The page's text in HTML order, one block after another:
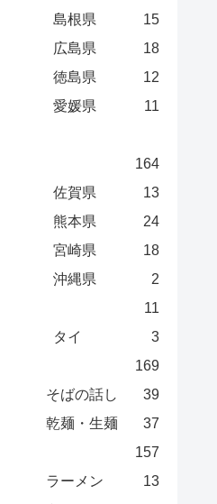
島根県
15
広島県
18
徳島県
12
愛媛県
11
164
佐賀県
13
熊本県
24
宮崎県
18
沖縄県
2
11
タイ
3
169
そばの話し
39
乾麺・生麺
37
157
ラーメン
13